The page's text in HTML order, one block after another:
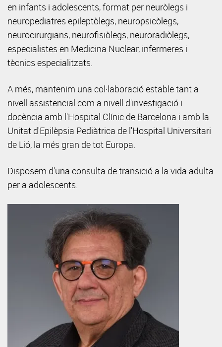
en infants i adolescents, format per neuròlegs i
neuropediatres epileptòlegs, neuropsicòlegs,
neurocirurgians, neurofisiòlegs, neuroradiòlegs,
especialistes en Medicina Nuclear, infermeres i
tècnics especialitzats.
A més, mantenim una col·laboració estable tant a
nivell assistencial com a nivell d'investigació i
docència amb l'Hospital Clínic de Barcelona i amb la
Unitat d'Epilèpsia Pediàtrica de l'Hospital Universitari
de Lió, la més gran de tot Europa.
Disposem d'una consulta de transició a la vida adulta
per a adolescents.